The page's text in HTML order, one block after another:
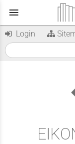
menu
Login